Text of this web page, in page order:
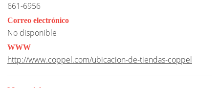
661-6956
Correo electrónico
No disponible
WWW
http://www.coppel.com/ubicacion-de-tiendas-coppel